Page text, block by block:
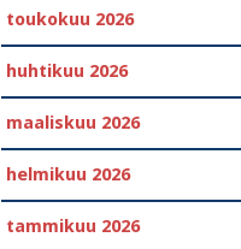
toukokuu 2026
huhtikuu 2026
maaliskuu 2026
helmikuu 2026
tammikuu 2026